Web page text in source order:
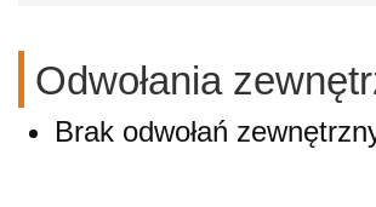
Odwołania
Brak odwołań